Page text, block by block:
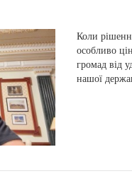
Коли
особливо
громад від
нашої